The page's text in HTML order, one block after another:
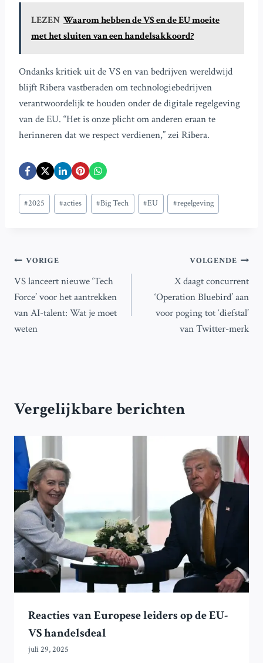
LEZEN Waarom hebben de VS en de EU moeite
met het sluiten van een handelsakkoord?
Ondanks kritiek uit de VS en van bedrijven wereldwijd
blijft Ribera vastberaden om technologiebedrijven
verantwoordelijk te houden onder de digitale regelgeving
van de EU. “Het is onze plicht om anderen eraan te
herinneren dat we respect verdienen,” zei Ribera.
Bericht
tags:
#2025 #acties #Big Tech #EU #regelgeving
Bericht
navigatie
VORIGE
VS lanceert nieuwe ‘Tech
Force’ voor het aantrekken
van AI-talent: Wat je moet
weten
VOLGENDE
X daagt concurrent
‘Operation Bluebird’ aan
voor poging tot ‘diefstal’
van Twitter-merk
Vergelijkbare berichten
Reacties van Europese leiders op de EU-
VS handelsdeal
juli 29, 2025